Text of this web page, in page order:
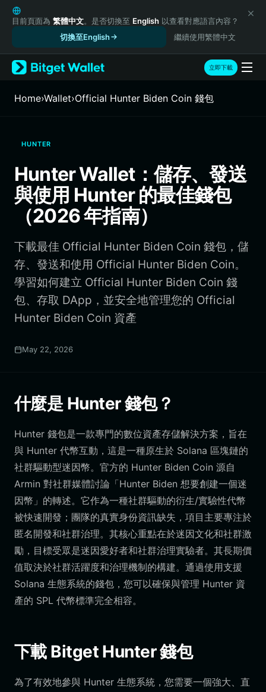
English
日本語
Русский
Español (Latinoamérica)
Türkçe
Italiano
繁體中文
Português (Portugal)
Bahasa Indonesia
ภาษาไทย
हिन्दी
Português (Brasil)
Español (Argentina)
目前頁面為 繁體中文。是否切換至 English 以查看對應語言內容？
切換至English
繼續使用繁體中文
立即下載
Home›Wallet›Official Hunter Biden Coin 錢包
HUNTER
Hunter Wallet：儲存、發送
與使用 Hunter 的最佳錢包
（2026 年指南）
下載最佳 Official Hunter Biden Coin 錢包，儲
存、發送和使用 Official Hunter Biden Coin。
學習如何建立 Official Hunter Biden Coin 錢
包、存取 DApp，並安全地管理您的 Official
Hunter Biden Coin 資產
May 22, 2026
什麼是 Hunter 錢包？
Hunter 錢包是一款專門的數位資產存儲解決方案，旨在
與 Hunter 代幣互動，這是一種原生於 Solana 區塊鏈的
社群驅動型迷因幣。官方的 Hunter Biden Coin 源自
Armin 對社群媒體討論「Hunter Biden 想要創建一個迷
因幣」的轉述。它作為一種社群驅動的衍生/實驗性代幣
被快速開發；團隊的真實身份資訊缺失，項目主要專注於
匿名開發和社群治理。其核心重點在於迷因文化和社群激
勵，目標受眾是迷因愛好者和社群治理實驗者。其長期價
值取決於社群活躍度和治理機制的構建。通過使用支援
Solana 生態系統的錢包，您可以確保與管理 Hunter 資
產的 SPL 代幣標準完全相容。
下載 Bitget Hunter 錢包
為了有效地參與 Hunter 生態系統，您需要一個強大、直